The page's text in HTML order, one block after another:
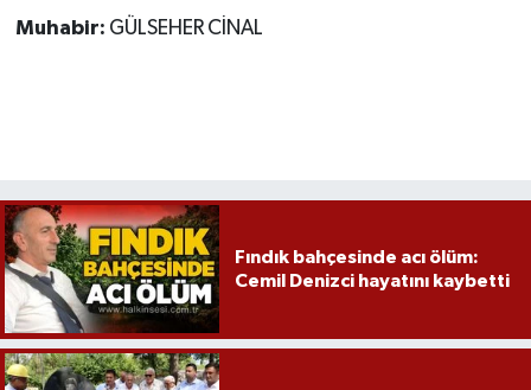
Muhabir: GÜLSEHER CİNAL
Fındık bahçesinde acı ölüm:
Cemil Denizci hayatını kaybetti